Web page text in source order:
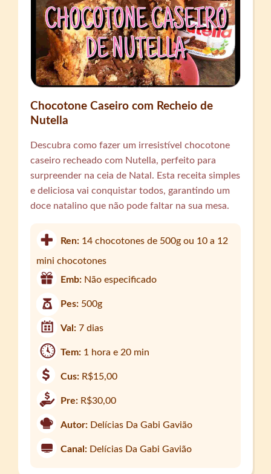
Chocotone Caseiro com Recheio de
Nutella
Descubra como fazer um irresistível chocotone
caseiro recheado com Nutella, perfeito para
surpreender na ceia de Natal. Esta receita simples
e deliciosa vai conquistar todos, garantindo um
doce natalino que não pode faltar na sua mesa.
Ren: 14 chocotones de 500g ou 10 a 12
mini chocotones
Emb: Não especificado
Pes: 500g
Val:7 dias
Tem: 1 hora e 20 min
Cus: R$15,00
Pre: R$30,00
Autor: Delícias Da Gabi Gavião
Canal: Delícias Da Gabi Gavião